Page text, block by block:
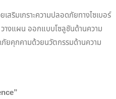
สริมเกราะความปลอดภัยทางไซเบอร์
างแผน ออกแบบโซลูชันด้านความ
คุกคามด้วยนวัตกรรมด้านความ